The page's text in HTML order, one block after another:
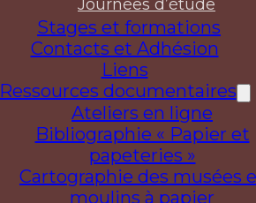
Journées d’étude
Stages et formations
Contacts et Adhésion
Liens
Ressources documentaires
Ateliers en ligne
Bibliographie « Papier et
papeteries »
Cartographie des musées
moulins à papier